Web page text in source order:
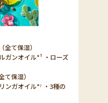
全て保湿）
ガンオイル*¹ ・ローズ
て保湿）
ンガオイル*⁷ ・3種の